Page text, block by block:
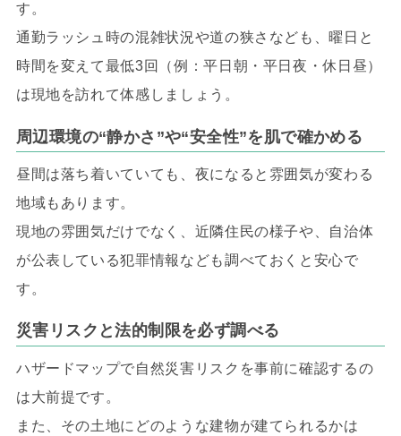
す。
通勤ラッシュ時の混雑状況や道の狭さなども、曜日と
時間を変えて最低3回（例：平日朝・平日夜・休日昼）
は現地を訪れて体感しましょう。
周辺環境の“静かさ”や“安全性”を肌で確かめる
昼間は落ち着いていても、夜になると雰囲気が変わる
地域もあります。
現地の雰囲気だけでなく、近隣住民の様子や、自治体
が公表している犯罪情報なども調べておくと安心で
す。
災害リスクと法的制限を必ず調べる
ハザードマップで自然災害リスクを事前に確認するの
は大前提です。
また、その土地にどのような建物が建てられるかは